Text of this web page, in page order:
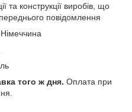
та конструкції виробів, що
повідомлення
того ж дня. Оплата при